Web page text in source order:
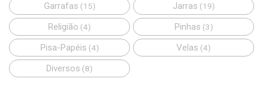
Garrafas (15) Jarras (19)
Religião (4) Pinhas (3)
Pisa-Papéis (4) Velas (4)
Diversos (8)